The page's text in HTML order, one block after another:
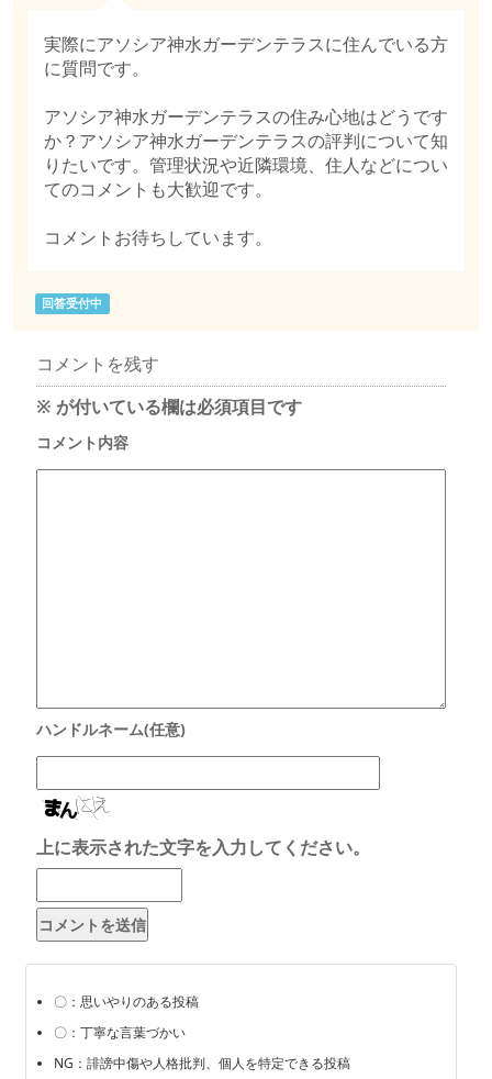
実際にアソシア神水ガーデンテラスに住んでいる方
に質問です。
アソシア神水ガーデンテラスの住み心地はどうです
か？アソシア神水ガーデンテラスの評判について知
りたいです。管理状況や近隣環境、住人などについ
てのコメントも大歓迎です。
コメントお待ちしています。
回答受付中
コメントを残す
※ が付いている欄は必須項目です
上に表示された文字を入力してください。
〇：思いやりのある投稿
〇：丁寧な言葉づかい
NG：誹謗中傷や人格批判、個人を特定できる投稿